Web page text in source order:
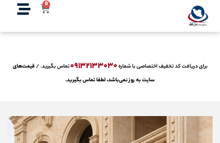
'; } } ?>
0
برای دریافت کد تخفیف اختصاصی با شماره۰۹۱۳۲۱۳۳۰۳۰تماس بگیرید. /قیمت‌های
سایت به روز نمی‌باشد، لطفا تماس بگیرید.